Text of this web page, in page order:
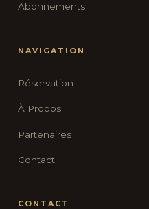
Abonnements
NAVIGATION
Réservation
À Propos
Partenaires
Contact
CONTACT